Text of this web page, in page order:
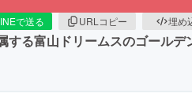
で送る URLコピー 埋め
する富山ドリームスのゴール